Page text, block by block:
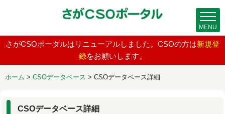
さがCSOポータルはリニューアルしました。CSOの方は新規登
録をお願いします。
ホーム > CSOデータベース > CSOデータベース詳細
CSOデータベース詳細
MENU